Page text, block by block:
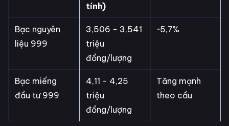
tính)
Bạc nguyên
liệu 999
3,506 - 3,541
triệu
đồng/lượng
~5,7%
Bạc miếng
đầu tư 999
4,11 - 4,25
triệu
đồng/lượng
Tăng mạnh
theo cầu